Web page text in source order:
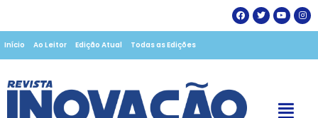
Início Ao Leitor Edição Atual Todas as Edições